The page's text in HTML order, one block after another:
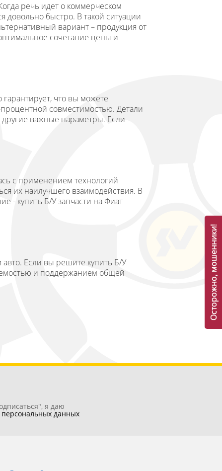
речь идет о коммерческом
довольно быстро. В такой ситуации
вариант – продукция от
сочетание цены и
что вы можете
совместимостью. Детали
важные параметры. Если
с применением технологий
их наилучшего взаимодействия. В
- купить Б/У запчасти на Фиат
Если вы решите купить Б/У
и поддержанием общей
я даю
персональных данных
Осторожно, мошенники!